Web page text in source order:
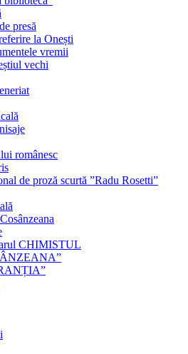
presă
la Onești
vremii
vechi
românesc
de proză scurtă ”Radu Rosetti”
CHIMISTUL